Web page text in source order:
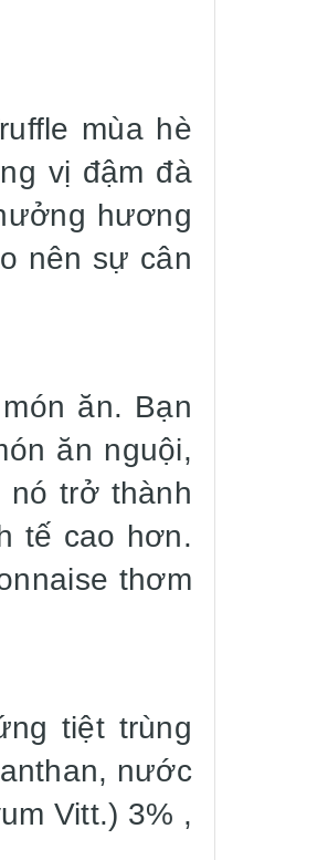
mùa hè
vị đậm đà
hương
nên sự cân
ăn. Bạn
ăn nguội,
nó trở thành
tế cao hơn.
thơm
tiệt trùng
nước
Vitt.) 3% ,